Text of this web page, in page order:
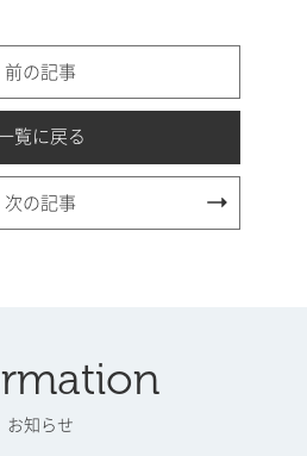
前の記事
覧に戻る
次の記事
お知らせ